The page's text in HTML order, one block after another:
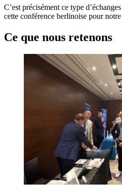
C’est précisément ce type
cette conférence berlinoise pour
Ce que nous retenons